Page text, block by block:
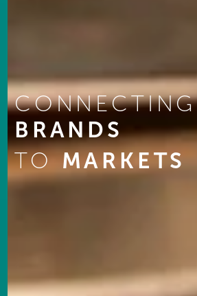
CONNECTING
BRANDS
TOMARKETS